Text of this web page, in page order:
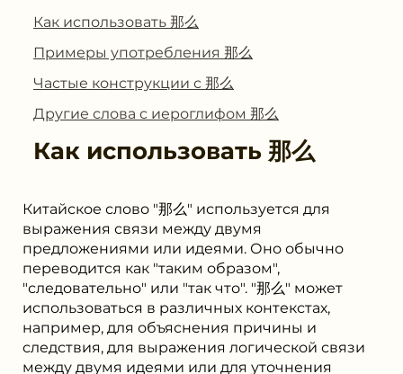
Как использовать 那么
Примеры употребления 那么
Частые конструкции с 那么
Другие слова с иероглифом 那么
Как использовать 那么
Китайское слово "那么" используется для
выражения связи между двумя
предложениями или идеями. Оно обычно
переводится как "таким образом",
"следовательно" или "так что". "那么" может
использоваться в различных контекстах,
например, для объяснения причины и
следствия, для выражения логической связи
между двумя идеями или для уточнения